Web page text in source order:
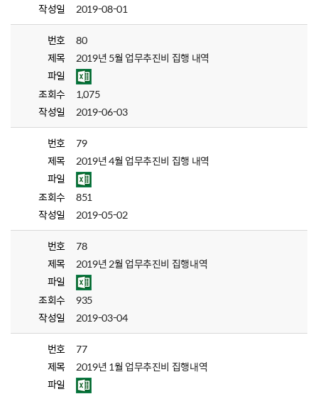
작성일
2019-08-01
번호
80
제목
2019년 5월 업무추진비 집행 내역
파일
조회수
1,075
작성일
2019-06-03
번호
79
제목
2019년 4월 업무추진비 집행 내역
파일
조회수
851
작성일
2019-05-02
번호
78
제목
2019년 2월 업무추진비 집행내역
파일
조회수
935
작성일
2019-03-04
번호
77
제목
2019년 1월 업무추진비 집행내역
파일